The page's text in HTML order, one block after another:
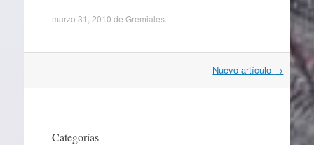
marzo 31, 2010 de Gremiales.
Nuevo artículo →
Categorías